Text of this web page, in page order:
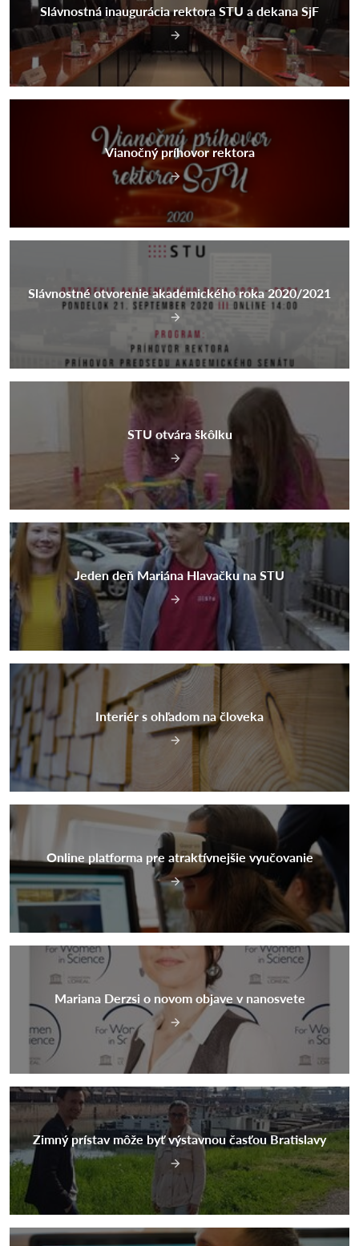
Slávnostná inaugurácia rektora STU a dekana SjF
Vianočný príhovor rektora
Slávnostné otvorenie akademického roka 2020/2021
STU otvára škôlku
Jeden deň Mariána Hlavačku na STU
Interiér s ohľadom na človeka
Online platforma pre atraktívnejšie vyučovanie
Mariana Derzsi o novom objave v nanosvete
Zimný prístav môže byť výstavnou časťou Bratislavy